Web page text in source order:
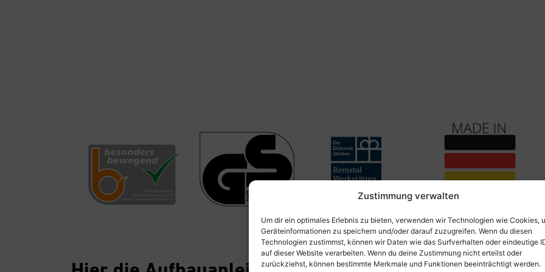
Zustimmung verwalten
Um dir ein optimales Erlebnis zu bieten, verwenden wir Technologien wie Cookies,
Geräteinformationen zu speichern und/oder darauf zuzugreifen. Wenn du diesen
Technologien zustimmst, können wir Daten wie das Surfverhalten oder eindeutige
auf dieser Website verarbeiten. Wenn du deine Zustimmung nicht erteilst oder
zurückziehst, können bestimmte Merkmale und Funktionen beeinträchtigt werden.